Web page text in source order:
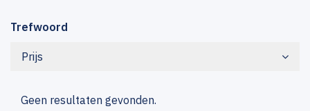
Trefwoord
Prijs
Geen resultaten gevonden.